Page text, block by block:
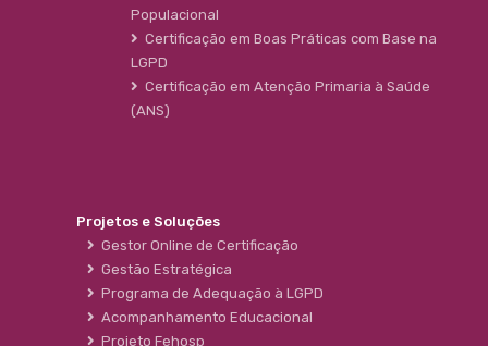
Populacional
Certificação em Boas Práticas com Base na
LGPD
Certificação em Atenção Primaria à Saúde
(ANS)
Projetos e Soluções
Gestor Online de Certificação
Gestão Estratégica
Programa de Adequação à LGPD
Acompanhamento Educacional
Projeto Fehosp